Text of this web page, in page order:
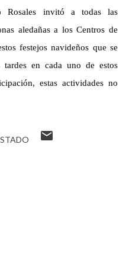
Rosales invitó a todas las
aledañas a los Centros de
festejos navideños que se
en cada uno de estos
estas actividades no